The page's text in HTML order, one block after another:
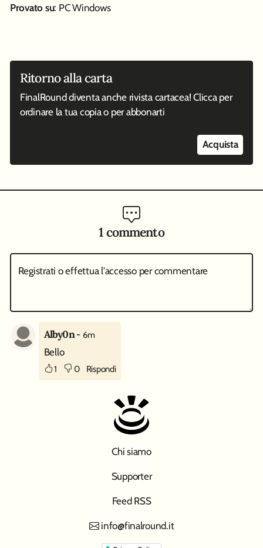
Provato su: PC Windows
Ritorno alla carta
FinalRound diventa anche rivista cartacea! Clicca per
ordinare la tua copia o per abbonarti
Acquista
1 commento
Registrati o effettua l'accesso per commentare
Alby0n- 6m
Bello
1 0 Rispondi
Chi siamo
Supporter
Feed RSS
info@finalround.it